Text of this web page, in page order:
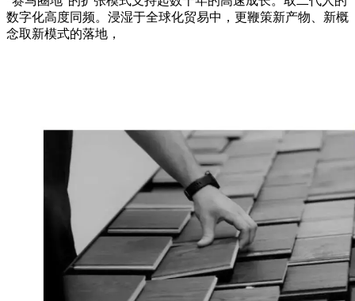
数字化高度同频。浸湿于全球化贸易中，更鞭策新产物、新概
念取新模式的落地，